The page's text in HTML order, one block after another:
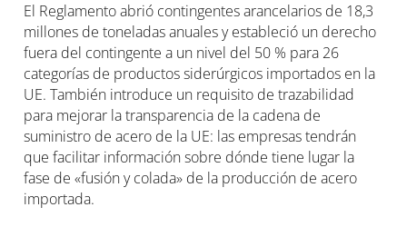
El Reglamento abrió contingentes arancelarios de 18,3
millones de toneladas anuales y estableció un derecho
fuera del contingente a un nivel del 50 % para 26
categorías de productos siderúrgicos importados en la
UE. También introduce un requisito de trazabilidad
para mejorar la transparencia de la cadena de
suministro de acero de la UE: las empresas tendrán
que facilitar información sobre dónde tiene lugar la
fase de «fusión y colada» de la producción de acero
importada.